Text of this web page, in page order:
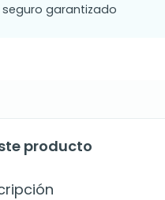
seguro garantizado
producto